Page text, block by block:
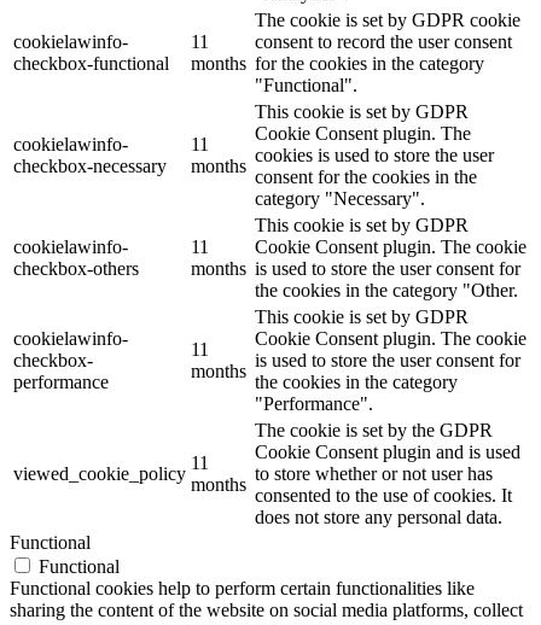
cookielawinfo-
checkbox-functional
11
months
The cookie is set by GDPR cookie
consent to record the user consent
for the cookies in the category
"Functional".
cookielawinfo-
checkbox-necessary
11
months
This cookie is set by GDPR
Cookie Consent plugin. The
cookies is used to store the user
consent for the cookies in the
category "Necessary".
cookielawinfo-
checkbox-others
11
months
This cookie is set by GDPR
Cookie Consent plugin. The cookie
is used to store the user consent for
the cookies in the category "Other.
cookielawinfo-
checkbox-
performance
11
months
This cookie is set by GDPR
Cookie Consent plugin. The cookie
is used to store the user consent for
the cookies in the category
"Performance".
viewed_cookie_policy
11
months
The cookie is set by the GDPR
Cookie Consent plugin and is used
to store whether or not user has
consented to the use of cookies. It
does not store any personal data.
Functional
Functional
Functional cookies help to perform certain functionalities like
sharing the content of the website on social media platforms, collect